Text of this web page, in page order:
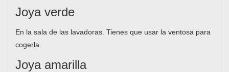
Joya verde
En la sala de las lavadoras. Tienes que usar la ventosa para
cogerla.
Joya amarilla